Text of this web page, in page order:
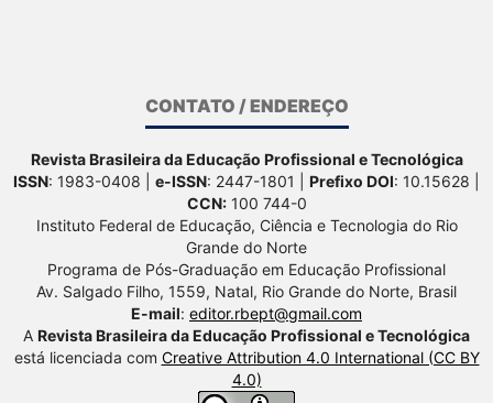
CONTATO / ENDEREÇO
Revista Brasileira da Educação Profissional e Tecnológica
ISSN: 1983-0408 | e-ISSN: 2447-1801 | Prefixo DOI: 10.15628 |
CCN:100 744-0
Instituto Federal de Educação, Ciência e Tecnologia do Rio
Grande do Norte
Programa de Pós-Graduação em Educação Profissional
Av. Salgado Filho, 1559, Natal, Rio Grande do Norte, Brasil
E-mail: editor.rbept@gmail.com
A Revista Brasileira da Educação Profissional e Tecnológica
está licenciada com Creative Attribution 4.0 International (CC BY
4.0)